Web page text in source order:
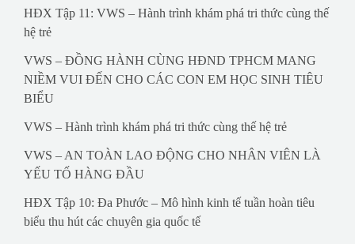
HĐX Tập 11: VWS – Hành trình khám phá tri thức cùng thế
hệ trẻ
VWS – ĐỒNG HÀNH CÙNG HĐND TPHCM MANG
NIỀM VUI ĐẾN CHO CÁC CON EM HỌC SINH TIÊU
BIỂU
VWS – Hành trình khám phá tri thức cùng thế hệ trẻ
VWS – AN TOÀN LAO ĐỘNG CHO NHÂN VIÊN LÀ
YẾU TỐ HÀNG ĐẦU
HĐX Tập 10: Đa Phước – Mô hình kinh tế tuần hoàn tiêu
biểu thu hút các chuyên gia quốc tế